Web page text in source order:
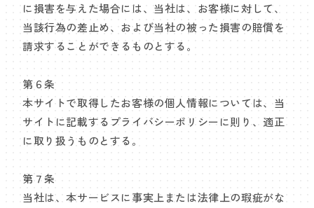
に損害を与えた場合には、当社は、お客様に対して、
当該行為の差止め、および当社の被った損害の賠償を
請求することができるものとする。
第６条
本サイトで取得したお客様の個人情報については、当
サイトに記載するプライバシーポリシーに則り、適正
に取り扱うものとする。
第７条
当社は、本サービスに事実上または法律上の瑕疵がな